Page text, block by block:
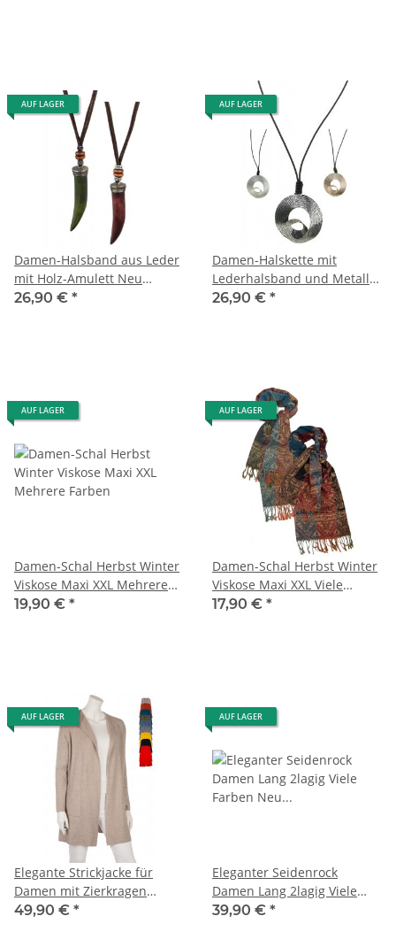
AUF LAGER
Damen-Halsband aus Leder
mit Holz-Amulett Neu
Mehrere Farben
26,90 € *
AUF LAGER
Damen-Halskette mit
Lederhalsband und Metall-
Muschel Neu Drei Farben
26,90 € *
AUF LAGER
Damen-Schal Herbst Winter
Viskose Maxi XXL Mehrere
Farben
19,90 € *
AUF LAGER
Damen-Schal Herbst Winter
Viskose Maxi XXL Viele
Farben
17,90 € *
AUF LAGER
Elegante Strickjacke für
Damen mit Zierkragen
mehrere Farben One Size
49,90 € *
AUF LAGER
Eleganter Seidenrock
Damen Lang 2lagig Viele
Farben Neu Sommer 38 40
39,90 € *